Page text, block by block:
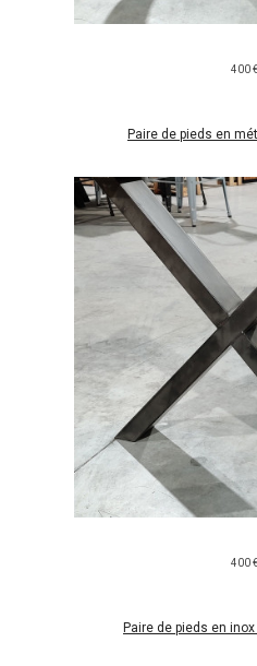
400 €
Paire de pieds en
400 €
Paire de pieds en